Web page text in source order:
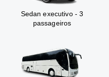
Sedan executivo - 3
passageiros